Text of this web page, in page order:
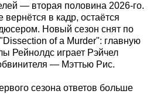
— вторая половина 2026-го.
в кадр, остаётся
Новый сезон снят по
of a Murder": главную
Рейнолдс играет Рэйчел
— Мэттью Рис.
сезона ответов больше